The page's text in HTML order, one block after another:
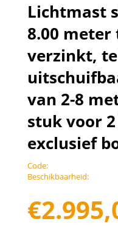
Lichtmast
8.00
verzinkt,
van 2-8
stuk voor
exclusief
Code:
Beschikbaarheid:
€